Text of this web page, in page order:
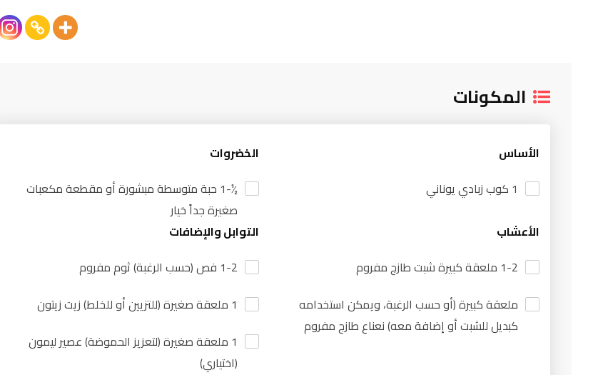
المكونات
الأساس
1 كوب زبادي يوناني
الخضروات
½-1 حبة متوسطة مبشورة أو مقطعة مكعبات
صغيرة جداً خيار
الأعشاب
1-2 ملعقة كبيرة شبت طازج مفروم
ملعقة كبيرة (أو حسب الرغبة، ويمكن استخدامه
كبديل للشبت أو إضافة معه) نعناع طازج مفروم
التوابل والإضافات
1-2 فص (حسب الرغبة) ثوم مفروم
1 ملعقة صغيرة (للتزيين أو للخلط) زيت زيتون
1 ملعقة صغيرة (لتعزيز الحموضة) عصير ليمون
(اختياري)